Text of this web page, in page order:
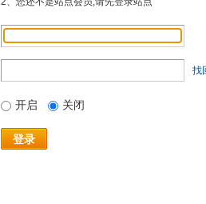
找
开启 关闭
登录